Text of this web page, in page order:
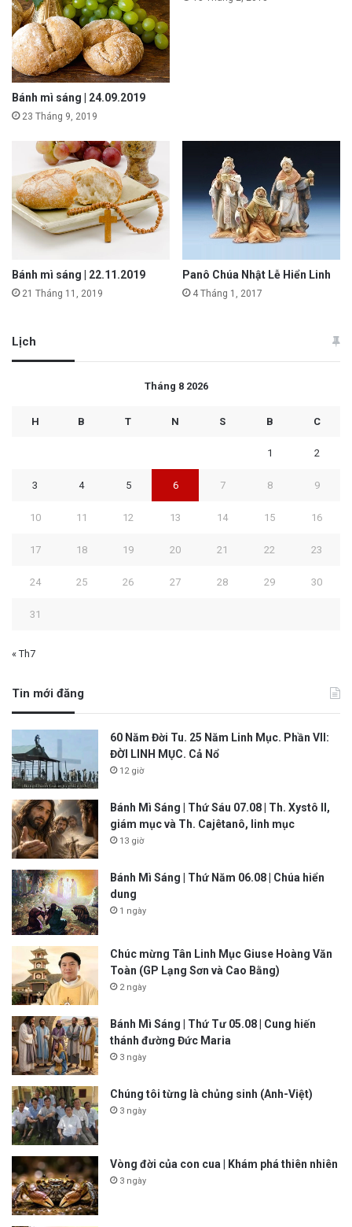
Bánh mì sáng | 24.09.2019
23 Tháng 9, 2019
Bánh mì sáng | 22.11.2019
21 Tháng 11, 2019
Panô Chúa Nhật Lễ Hiển Linh
4 Tháng 1, 2017
Lịch
Tháng 8 2026
H B T N S B C
1 2
3 4 5 6 7 8 9
10 11 12 13 14 15 16
17 18 19 20 21 22 23
24 25 26 27 28 29 30
31
« Th7
Tin mới đăng
60 Năm Đời Tu. 25 Năm Linh Mục. Phần VII:
ĐỜI LINH MỤC. Cả Nổ
12 giờ
Bánh Mì Sáng | Thứ Sáu 07.08 | Th. Xystô II,
giám mục và Th. Cajêtanô, linh mục
13 giờ
Bánh Mì Sáng | Thứ Năm 06.08 | Chúa hiển
dung
1 ngày
Chúc mừng Tân Linh Mục Giuse Hoàng Văn
Toàn (GP Lạng Sơn và Cao Bằng)
2 ngày
Bánh Mì Sáng | Thứ Tư 05.08 | Cung hiến
thánh đường Đức Maria
3 ngày
Chúng tôi từng là chủng sinh (Anh-Việt)
3 ngày
Vòng đời của con cua | Khám phá thiên nhiên
3 ngày